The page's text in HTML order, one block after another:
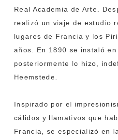
Real Academia de Arte.
realizó un viaje de estudio
lugares de Francia y los
años. En 1890 se instaló en
posteriormente lo hizo,
Heemstede.
Inspirado por el
cálidos y llamativos que
Francia, se especializó en la